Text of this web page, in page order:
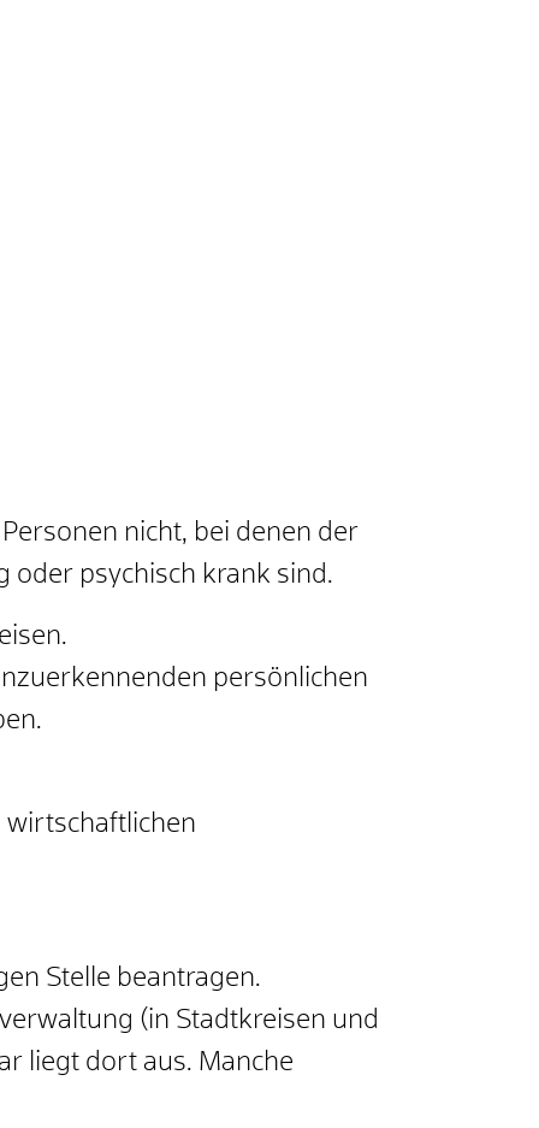
nicht, bei denen der
oder psychisch krank sind.
persönlichen
wirtschaftlichen
Stelle beantragen.
(in Stadtkreisen und
liegt dort aus. Manche